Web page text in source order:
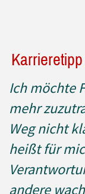
Ich möchte
mehr
Weg nicht
heißt für
andere